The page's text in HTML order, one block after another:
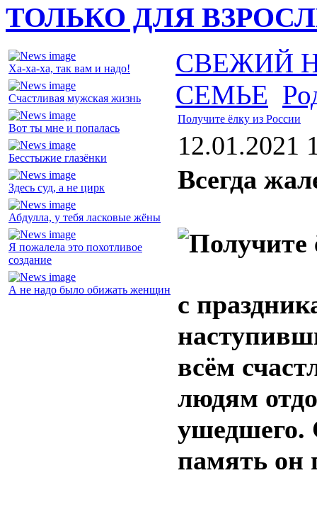
ТОЛЬКО ДЛЯ
Ха-ха-ха, так вам и надо!
Счастливая мужская жизнь
Вот ты мне и попалась
Бесстыжие глазёнки
Здесь суд, а не цирк
Абдулла, у тебя ласковые жёны
Я пожалела это похотливое
создание
А не надо было обижать женщин
СВЕЖИЙ
СЕМЬЕ
Получите ёлку из России
12.01.2021
Всегда
с
всём
людям
память он